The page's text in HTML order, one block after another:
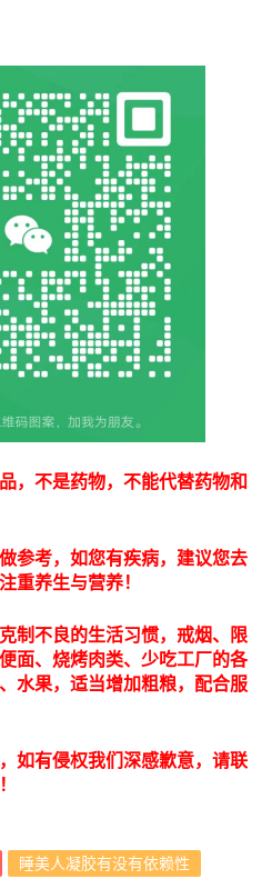
，不是药物，不能代替药物和
参考，如您有疾病，建议您去
重养生与营养！
制不良的生活习惯，戒烟、限
面、烧烤肉类、少吃工厂的各
水果，适当增加粗粮，配合服
如有侵权我们深感歉意，请联
睡美人凝胶有没有依赖性